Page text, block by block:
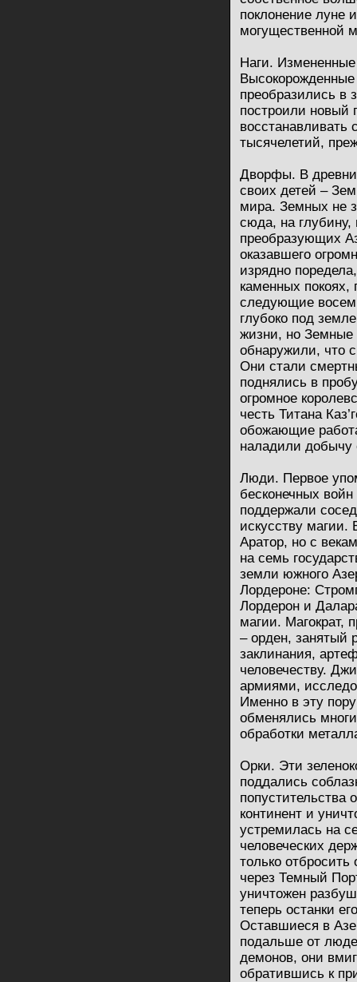
поклонение луне
могущественной
Наги.
Высокорожденные
преобразились в
построили новый
восстанавливать
тысячелетий,
Дворфы. В
своих детей –
мира. Земных не
сюда, на глубину,
преобразующих
оказавшего
изрядно
каменных покоях,
следующие
глубоко под
жизни, но Земные
обнаружили, что
Они стали
поднялись в
огромное
честь Титана
обожающие
наладили добычу
Люди. Первое
бесконечных
поддержали
искусству магии.
Аратор, но с
на семь
земли южного
Лордероне:
Лордерон и
магии. Магократ,
– орден, занятый
заклинания,
человечеству.
армиями,
Именно в эту
обменялись
обработки
Орки. Эти
поддались
континент и
устремилась на
человеческих
только отбросить
через Темный
уничтожен
теперь останки
Оставшиеся в
подальше от
демонов, они
обратившись к